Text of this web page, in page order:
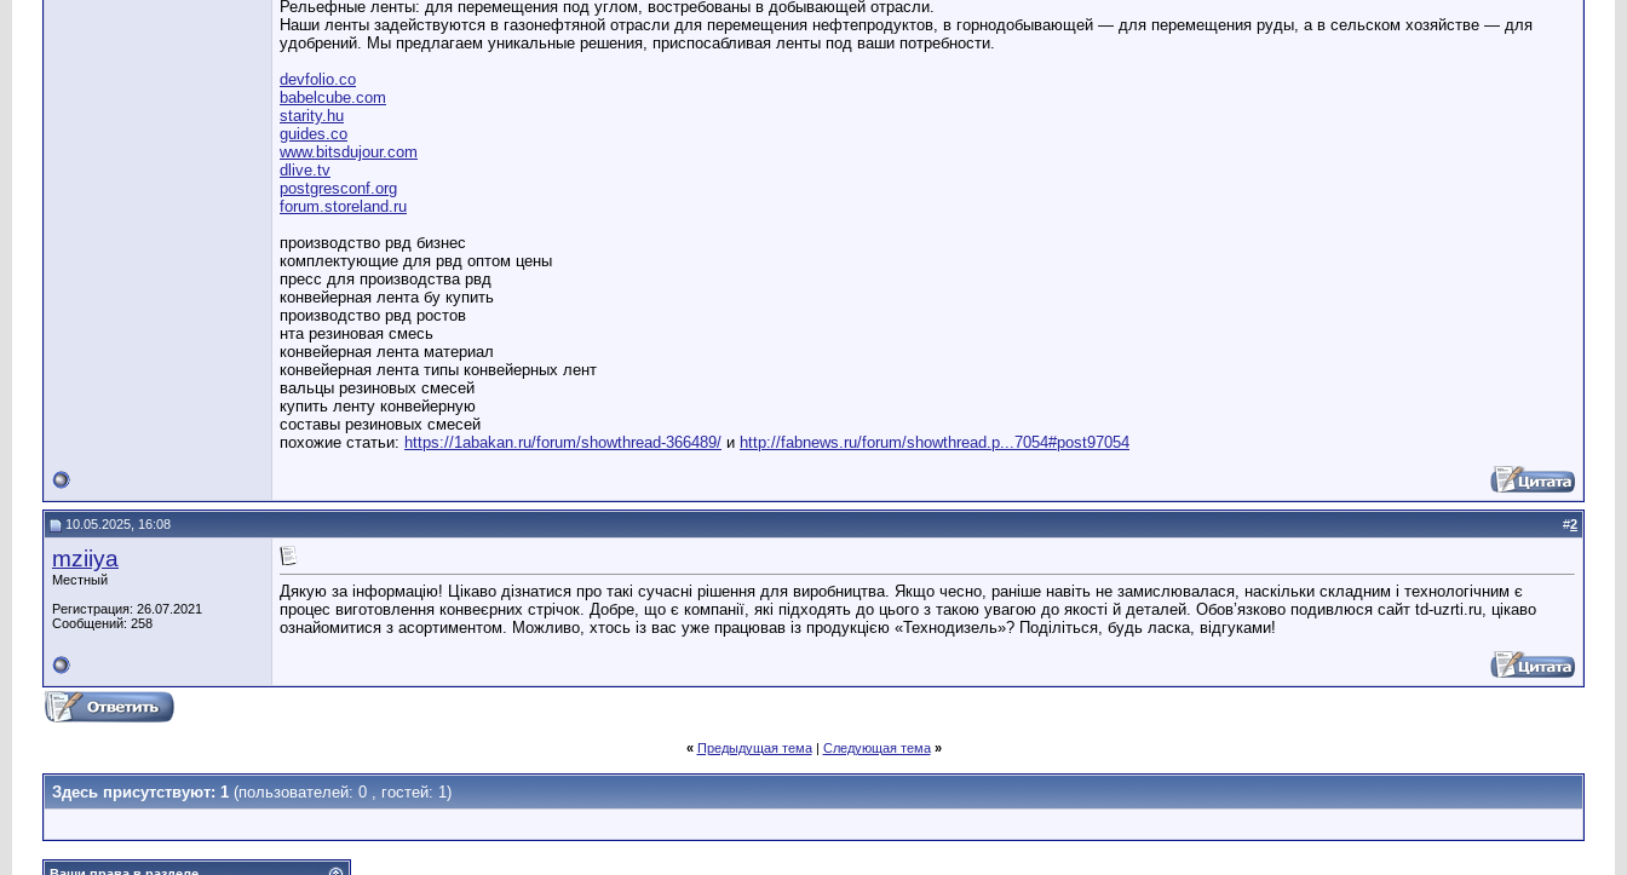
Рельефные ленты: для перемещения под углом, востребованы в добывающей отрасли.
Наши ленты задействуются в газонефтяной отрасли для перемещения нефтепродуктов, в горнодобывающей — для перемещения руды, а в сельском хозяйстве — для
удобрений. Мы предлагаем уникальные решения, приспосабливая ленты под ваши потребности.
devfolio.co
babelcube.com
starity.hu
guides.co
www.bitsdujour.com
dlive.tv
postgresconf.org
forum.storeland.ru
производство рвд бизнес
комплектующие для рвд оптом цены
пресс для производства рвд
конвейерная лента бу купить
производство рвд ростов
нта резиновая смесь
конвейерная лента материал
конвейерная лента типы конвейерных лент
вальцы резиновых смесей
купить ленту конвейерную
составы резиновых смесей
похожие статьи: https://1abakan.ru/forum/showthread-366489/ и http://fabnews.ru/forum/showthread.p...7054#post97054
10.05.2025, 16:08 #2
mziiya
Местный
Регистрация: 26.07.2021
Сообщений: 258
Дякую за інформацію! Цікаво дізнатися про такі сучасні рішення для виробництва. Якщо чесно, раніше навіть не замислювалася, наскільки складним і технологічним є
процес виготовлення конвеєрних стрічок. Добре, що є компанії, які підходять до цього з такою увагою до якості й деталей. Обов’язково подивлюся сайт td-uzrti.ru, цікаво
ознайомитися з асортиментом. Можливо, хтось із вас уже працював із продукцією «Технодизель»? Поділіться, будь ласка, відгуками!
« Предыдущая тема| Следующая тема »
Здесь присутствуют: 1 (пользователей: 0 , гостей: 1)